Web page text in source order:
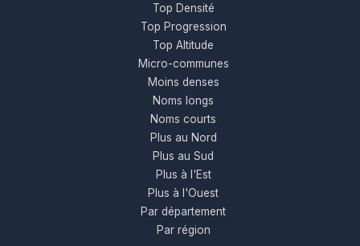
Top Densité
Top Progression
Top Altitude
Micro-communes
Moins denses
Noms longs
Noms courts
Plus au Nord
Plus au Sud
Plus à l'Est
Plus à l'Ouest
Par département
Par région